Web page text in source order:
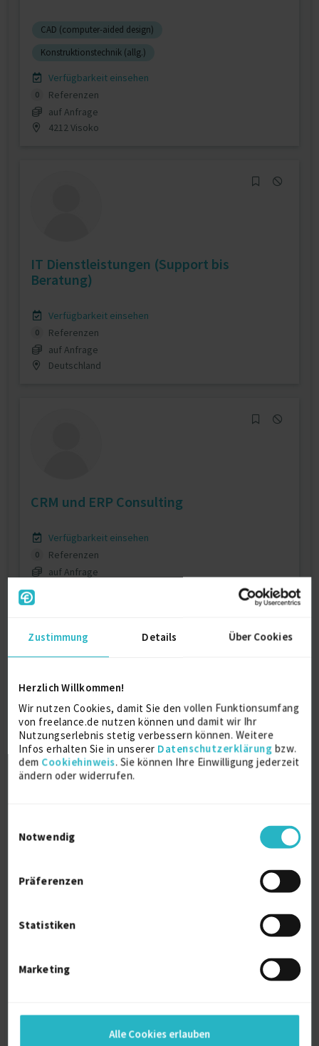
Zustimmung Details Über Cookies
Herzlich Willkommen!
Wir nutzen Cookies, damit Sie den vollen Funktionsumfang
von freelance.de nutzen können und damit wir Ihr
Nutzungserlebnis stetig verbessern können. Weitere
Infos erhalten Sie in unserer Datenschutzerklärung bzw.
dem Cookiehinweis. Sie können Ihre Einwilligung jederzeit
ändern oder widerrufen.
Notwendig
Präferenzen
Statistiken
Marketing
Alle Cookies erlauben
CAD (computer-aided design)
Konstruktionstechnik (allg.)
Verfügbarkeit einsehen
0
Referenzen
auf Anfrage
4212 Visoko
IT Dienstleistungen (Support bis
Beratung)
Verfügbarkeit einsehen
0
Referenzen
auf Anfrage
Deutschland
CRM und ERP Consulting
Verfügbarkeit einsehen
0
Referenzen
auf Anfrage
IT-Services
Verfügbarkeit einsehen
0
Referenzen
Eventmanagement